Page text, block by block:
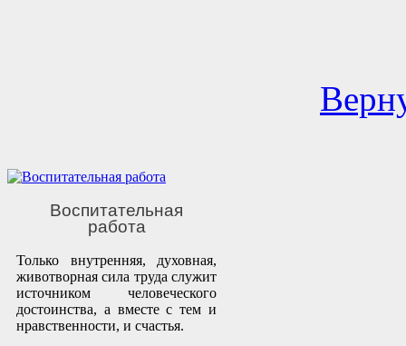
Воспитательная
работа
Только внутренняя, духовная,
животворная сила труда служит
источником человеческого
достоинства, а вместе с тем и
нравственности, и счастья.